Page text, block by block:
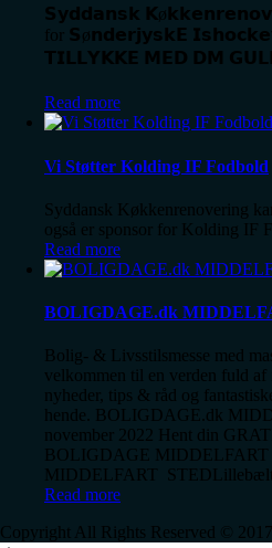
𝗦𝘆𝗱𝗱𝗮𝗻𝘀𝗸
for 𝗦ø𝗻𝗱𝗲𝗿𝗷𝘆𝘀𝗸𝗘
𝗧𝗜𝗟𝗟𝗬𝗞𝗞𝗘 𝗠𝗘𝗗 𝗗𝗠
Read more
Vi Støtter Kolding IF Fodbold
Syddansk Køkkenrenovering
også er sponsor for Kolding IF
Read more
BOLIGDAGE.dk
Bolig- & Livsstilsmesse med
velkommen til en verden fuld
nyheder, tips & råd og
hende. BOLIGDAGE.dk
november 2022 Hent din
BOLIGDAGE MIDDELFART
MIDDELFART
Read more
Copyright All Rights Reserved ©